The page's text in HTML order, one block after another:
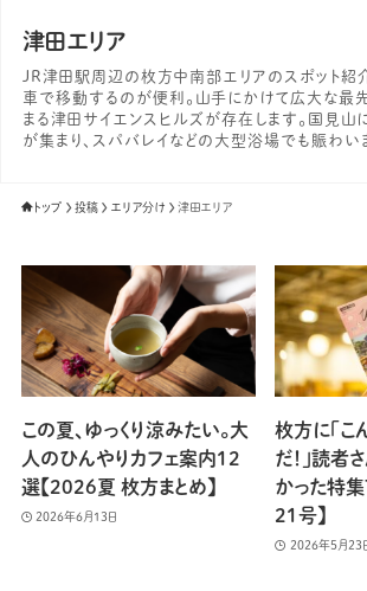
津田エリア
JR津田駅周辺の枚方中南部エリアのスポット紹介
車で移動するのが便利。山手にかけて広大な最
まる津田サイエンスヒルズが存在します。国見山
が集まり、スパバレイなどの大型浴場でも賑わい
トップ 投稿 エリア分け 津田エリア
この夏、ゆっくり涼みたい。大
人のひんやりカフェ案内12
選【2026夏 枚方まとめ】
2026年6月13日
枚方に「こ
だ！」読者
かった特集
21号】
2026年5月23